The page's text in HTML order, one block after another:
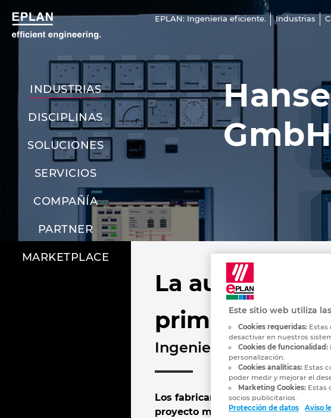
EPLAN: Ingeniería eficiente. Industrias
INDUSTRIAS
DISCIPLINAS
SOLUCIONES
SERVICIOS
COMPAÑÍA
PARTNER
MARKETPLACE
La
primer lote
Ingeniería de armarios
Los fabricantes de armarios de
proyecto más cortos y de una
Este sitio web utiliza
Cookies requeridas: Estas
desactivar en nuestros
Cookies de funcionalidad:
personalización.
Cookies analíticas: Estas
poder medir y mejorar el
Marketing Cookies: Estas
socios publicitarios.
Protección de datos
Aviso